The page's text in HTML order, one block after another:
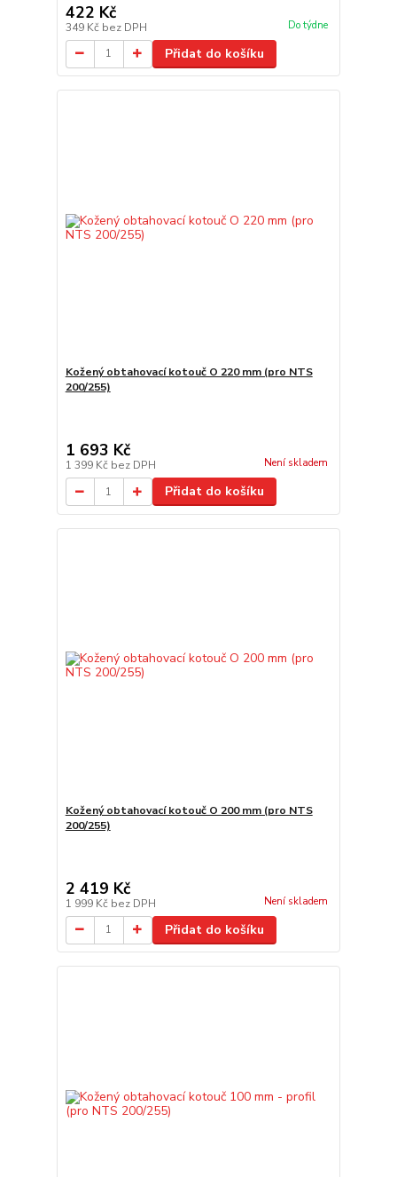
422 Kč
349 Kč bez DPH Do týdne
Přidat do košíku
Kožený obtahovací kotouč O 220 mm (pro NTS
200/255)
1 693 Kč
1 399 Kč bez DPH Není skladem
Přidat do košíku
Kožený obtahovací kotouč O 200 mm (pro NTS
200/255)
2 419 Kč
1 999 Kč bez DPH Není skladem
Přidat do košíku